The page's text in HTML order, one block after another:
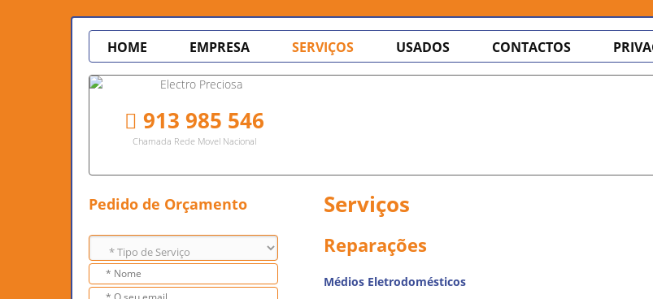
HOME EMPRESA SERVIÇOS USADOS CONTACTOS
913 985 546
Chamada Rede Movel Nacional
Pedido de Orçamento Serviços
Reparações
Médios Eletrodomésticos